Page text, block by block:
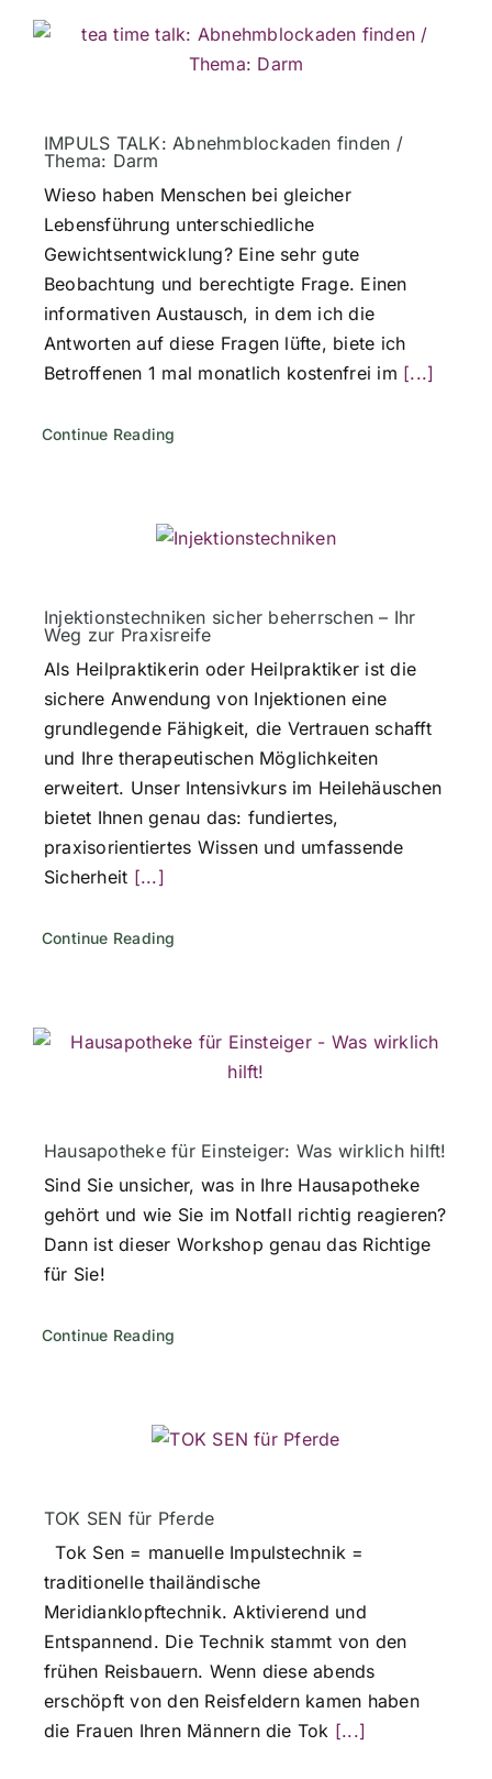
IMPULS TALK: Abnehmblockaden finden /
Thema: Darm
Wieso haben Menschen bei gleicher
Lebensführung unterschiedliche
Gewichtsentwicklung? Eine sehr gute
Beobachtung und berechtigte Frage. Einen
informativen Austausch, in dem ich die
Antworten auf diese Fragen lüfte, biete ich
Betroffenen 1 mal monatlich kostenfrei im [...]
Continue Reading
Injektionstechniken sicher beherrschen – Ihr
Weg zur Praxisreife
Als Heilpraktikerin oder Heilpraktiker ist die
sichere Anwendung von Injektionen eine
grundlegende Fähigkeit, die Vertrauen schafft
und Ihre therapeutischen Möglichkeiten
erweitert. Unser Intensivkurs im Heilehäuschen
bietet Ihnen genau das: fundiertes,
praxisorientiertes Wissen und umfassende
Sicherheit [...]
Continue Reading
Hausapotheke für Einsteiger: Was wirklich hilft!
Sind Sie unsicher, was in Ihre Hausapotheke
gehört und wie Sie im Notfall richtig reagieren?
Dann ist dieser Workshop genau das Richtige
für Sie!
Continue Reading
TOK SEN für Pferde
Tok Sen = manuelle Impulstechnik =
traditionelle thailändische
Meridianklopftechnik. Aktivierend und
Entspannend. Die Technik stammt von den
frühen Reisbauern. Wenn diese abends
erschöpft von den Reisfeldern kamen haben
die Frauen Ihren Männern die Tok [...]